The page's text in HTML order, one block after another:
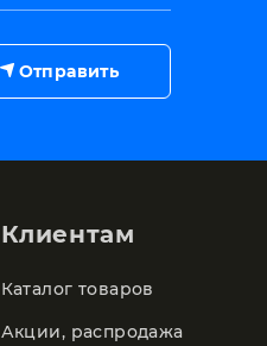
Отправить
Клиентам
Каталог товаров
Акции, распродажа